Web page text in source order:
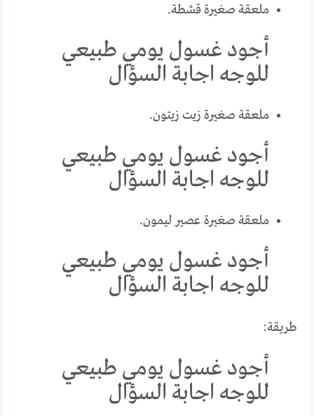
ملعقة صغيرة قشطة.
أجود غسول يومي طبيعي
للوجه اجابة السؤال
ملعقة صغيرة زيت زيتون.
أجود غسول يومي طبيعي
للوجه اجابة السؤال
ملعقة صغيرة عصير ليمون.
أجود غسول يومي طبيعي
للوجه اجابة السؤال
طريقة:
أجود غسول يومي طبيعي
للوجه اجابة السؤال